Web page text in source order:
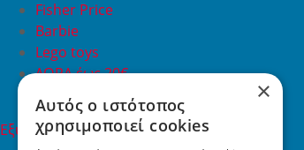
Fisher Price
Barbie
Lego toys
ΔΩΡΑ έως 20€
ΠΡΟΣΦΟΡΕΣ
Εξυπηρέτηση Πελατών
×
Αυτός ο ιστότοπος
χρησιμοποιεί cookies